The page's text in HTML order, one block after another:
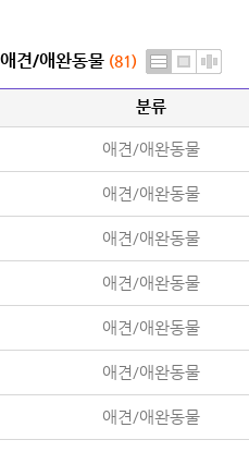
애견/애완동물 (81)
분류
애견/애완동물
애견/애완동물
애견/애완동물
애견/애완동물
애견/애완동물
애견/애완동물
애견/애완동물